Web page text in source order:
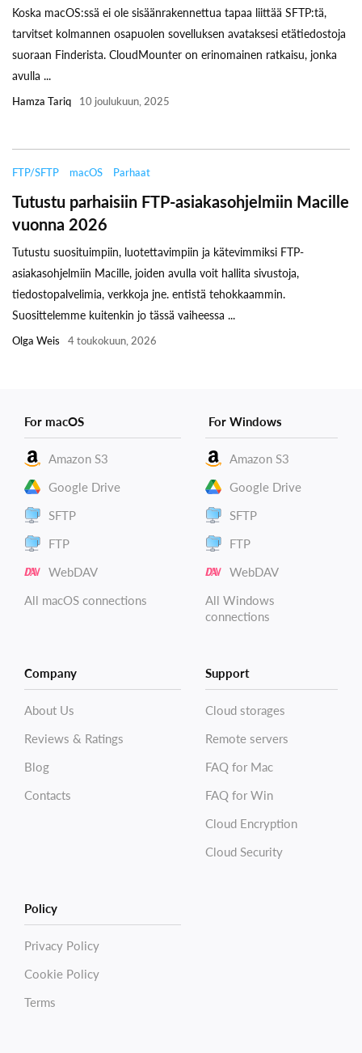
Koska macOS:ssä ei ole sisäänrakennettua tapaa liittää SFTP:tä,
tarvitset kolmannen osapuolen sovelluksen avataksesi etätiedostoja
suoraan Finderista. CloudMounter on erinomainen ratkaisu, jonka
avulla ...
Hamza Tariq 10 joulukuun, 2025
FTP/SFTP macOS Parhaat
Tutustu parhaisiin FTP-asiakasohjelmiin Macille
vuonna 2026
Tutustu suosituimpiin, luotettavimpiin ja kätevimmiksi FTP-
asiakasohjelmiin Macille, joiden avulla voit hallita sivustoja,
tiedostopalvelimia, verkkoja jne. entistä tehokkaammin.
Suosittelemme kuitenkin jo tässä vaiheessa ...
Olga Weis 4 toukokuun, 2026
For macOS
Amazon S3
Google Drive
SFTP
FTP
WebDAV
All macOS connections
For Windows
Amazon S3
Google Drive
SFTP
FTP
WebDAV
All Windows
connections
Company
About Us
Reviews & Ratings
Blog
Contacts
Support
Cloud storages
Remote servers
FAQ for Mac
FAQ for Win
Cloud Encryption
Cloud Security
Policy
Privacy Policy
Cookie Policy
Terms